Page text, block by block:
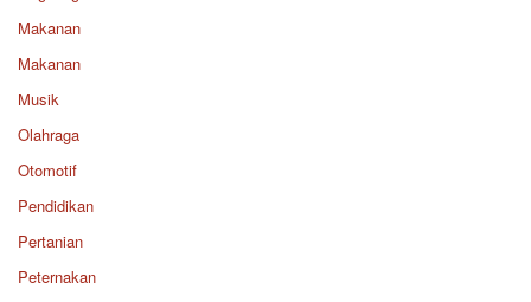
Makanan
Makanan
Musik
Olahraga
Otomotif
Pendidikan
Pertanian
Peternakan